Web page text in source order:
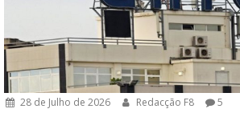
28 de Julho de 2026 Redacção F8 5